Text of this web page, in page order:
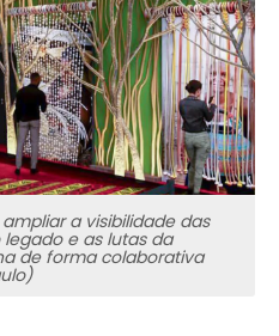
a visibilidade das
e as lutas da
de forma colaborativa